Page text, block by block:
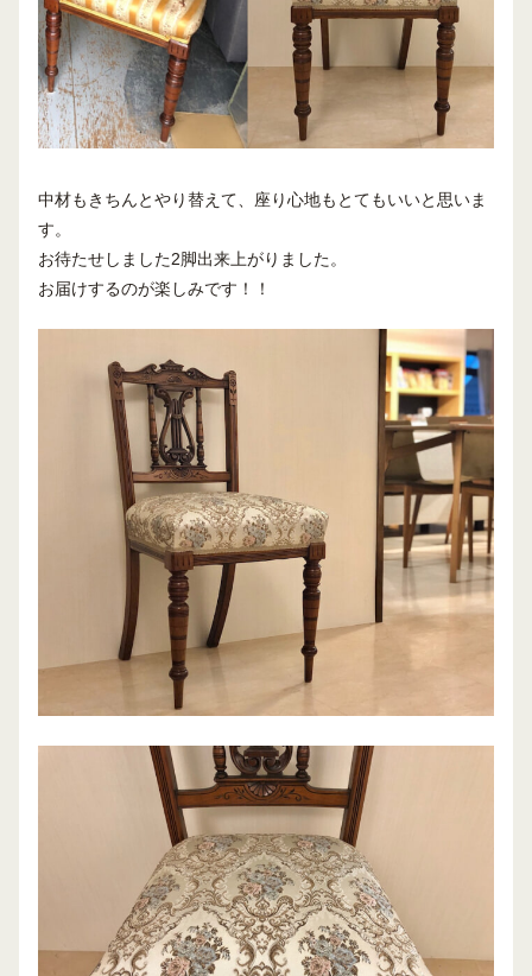
中材もきちんとやり替えて、座り心地もとてもいいと思いま
す。
お待たせしました2脚出来上がりました。
お届けするのが楽しみです！！